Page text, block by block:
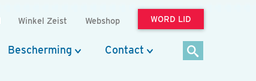
Winkel Zeist Webshop WORD LID
Bescherming Contact